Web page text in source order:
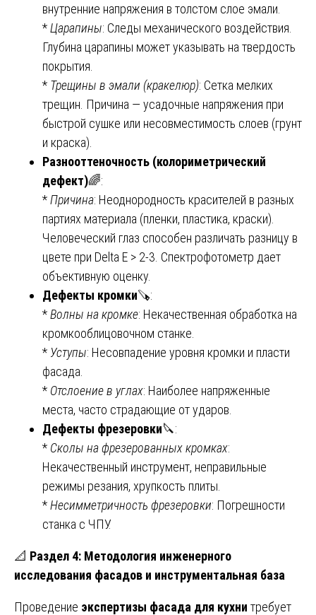
внутренние напряжения в толстом слое эмали.
*Царапины: Следы механического воздействия.
Глубина царапины может указывать на твердость
покрытия.
* Трещины в эмали (кракелюр): Сетка мелких
трещин. Причина — усадочные напряжения при
быстрой сушке или несовместимость слоев (грунт
и краска).
Разнооттеночность (колориметрический
дефект)🌈:
*Причина: Неоднородность красителей в разных
партиях материала (пленки, пластика, краски).
Человеческий глаз способен различать разницу в
цвете при Delta E > 2-3. Спектрофотометр дает
объективную оценку.
Дефекты кромки🪚:
*Волны на кромке: Некачественная обработка на
кромкооблицовочном станке.
* Уступы: Несовпадение уровня кромки и пласти
фасада.
* Отслоение в углах: Наиболее напряженные
места, часто страдающие от ударов.
Дефекты фрезеровки🔪:
* Сколы на фрезерованных кромках:
Некачественный инструмент, неправильные
режимы резания, хрупкость плиты.
*Несимметричность фрезеровки: Погрешности
станка с ЧПУ.
📐 Раздел 4: Методология инженерного
исследования фасадов и инструментальная база
Проведение экспертизы фасада для кухни требует